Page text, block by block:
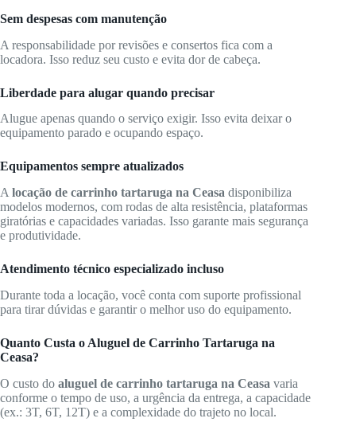
Sem despesas com manutenção
A responsabilidade por revisões e consertos fica com a
locadora. Isso reduz seu custo e evita dor de cabeça.
Liberdade para alugar quando precisar
Alugue apenas quando o serviço exigir. Isso evita deixar o
equipamento parado e ocupando espaço.
Equipamentos sempre atualizados
A locação de carrinho tartaruga na Ceasa disponibiliza
modelos modernos, com rodas de alta resistência, plataformas
giratórias e capacidades variadas. Isso garante mais segurança
e produtividade.
Atendimento técnico especializado incluso
Durante toda a locação, você conta com suporte profissional
para tirar dúvidas e garantir o melhor uso do equipamento.
Quanto Custa o Aluguel de Carrinho Tartaruga na
Ceasa?
O custo do aluguel de carrinho tartaruga na Ceasa varia
conforme o tempo de uso, a urgência da entrega, a capacidade
(ex.: 3T, 6T, 12T) e a complexidade do trajeto no local.